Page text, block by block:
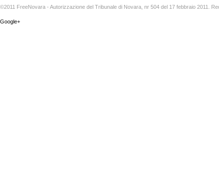
©2011 FreeNovara - Autorizzazione del Tribunale di Novara, nr 504 del 17 febbraio 2011.
Google+